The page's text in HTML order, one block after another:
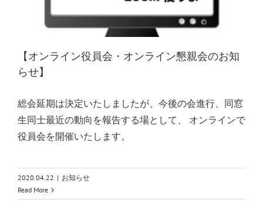
【オンライン役員会・オンライン懇親会のお知
らせ】
総会延期は決定いたしましたが、今後の会進行、同窓
生同士最近の動向を報告する場として、 オンラインで
役員会を開催いたします。
2020.04.22 | お知らせ
Read More